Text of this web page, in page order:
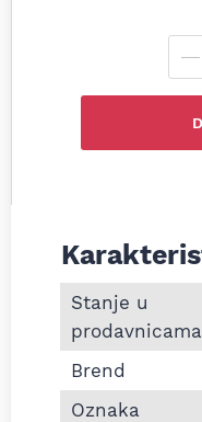
Informacije o
Stanje u
prodavnicama
Brend
Oznaka